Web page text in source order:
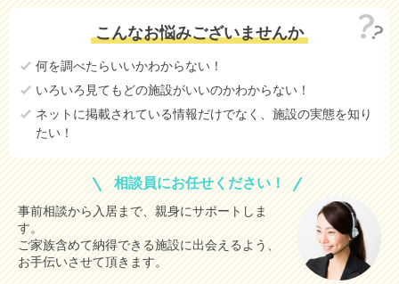
越谷市 17.6
15.7
坂戸市
ふじみ野市
熊谷市 5.6万円
三郷市 4.4万円
深谷市 2.4
新座市 2.0万円
こんなお悩みございませんか
何を調べたらいいかわからない！
いろいろ見てもどの施設がいいのかわからない！
ネットに掲載されている情報だけでなく、施設の実態を知り
たい！
相談員にお任せください！
事前相談から入居まで、親身にサポートしま
す。
ご家族含めて納得できる施設に出会えるよう、
お手伝いさせて頂きます。